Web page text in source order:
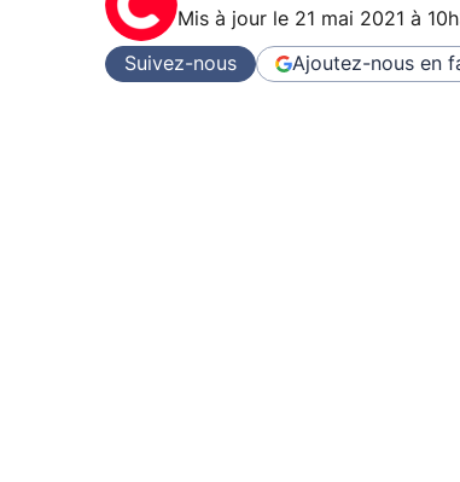
Mis à jour le 21 mai 2021 à
Suivez-nous Ajoutez-nous en